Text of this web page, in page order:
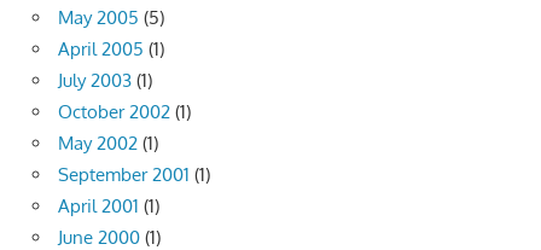
May 2005 (5)
April 2005 (1)
July 2003 (1)
October 2002 (1)
May 2002 (1)
September 2001 (1)
April 2001 (1)
June 2000 (1)